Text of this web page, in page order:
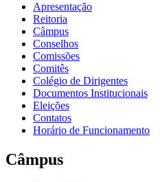
Apresentação
Reitoria
Câmpus
Conselhos
Comissões
Comitês
Colégio de Dirigentes
Documentos Institucionais
Eleições
Contatos
Horário de Funcionamento
Câmpus